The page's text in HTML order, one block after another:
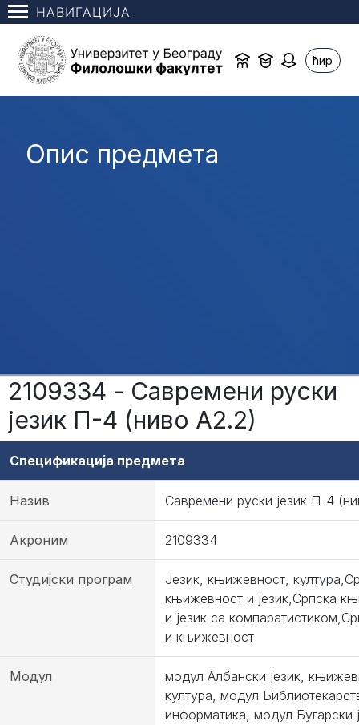
НАВИГАЦИЈА
ћир
Опис предмета
2109334 - Савремени руски
језик П-4 (ниво А2.2)
Спецификација предмета
Назив Савремени руски језик П-4
Акроним 2109334
Студијски програм
Језик, књижевност,
књижевност и језик,Српска
и језик са
и књижевност
Модул
модул Албански језик,
култура, модул
информатика, модул Бугарски